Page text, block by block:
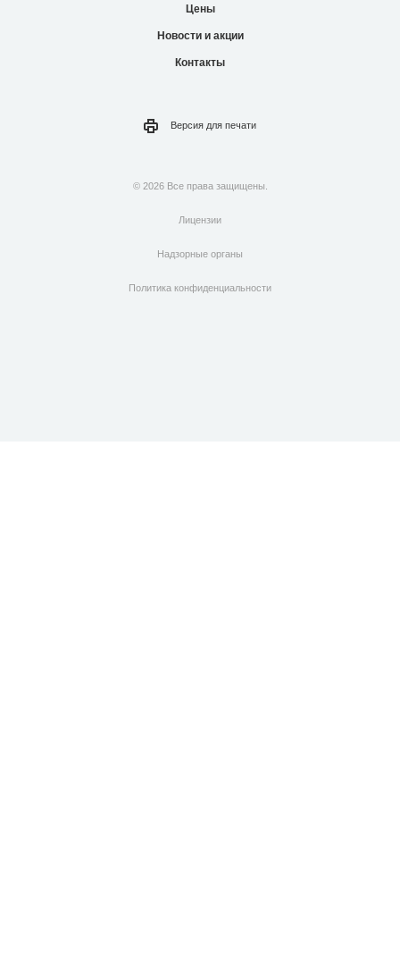
Цены
Новости и акции
Контакты
Версия для печати
© 2026 Все права защищены.
Лицензии
Надзорные органы
Политика конфиденциальности